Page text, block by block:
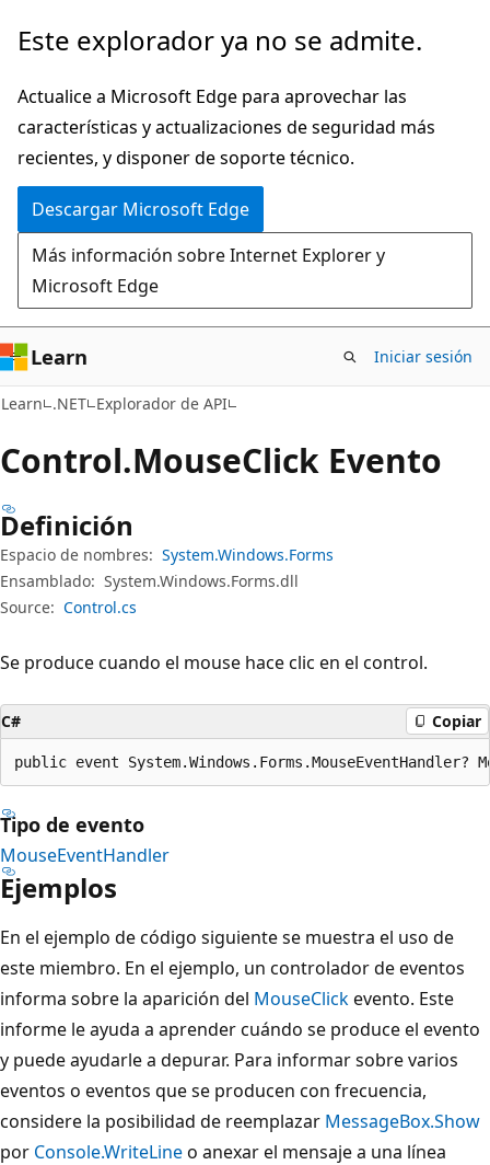
Ir
contenido
principal
Ir
la
navegación
en
la
página
Este explorador ya no se admite.
Actualice a Microsoft Edge para aprovechar las
características y actualizaciones de seguridad más
recientes, y disponer de soporte técnico.
Descargar Microsoft Edge
Más información sobre Internet Explorer y
Microsoft Edge
Learn Iniciar sesión
Learn .NET Explorador de API
Control.MouseClick Evento
Definición
Espacio de nombres: System.Windows.Forms
Ensamblado: System.Windows.Forms.dll
Source: Control.cs
Se produce cuando el mouse hace clic en el control.
C# Copiar
public event System.Windows.Forms.MouseEventHandler?
Tipo de evento
MouseEventHandler
Ejemplos
En el ejemplo de código siguiente se muestra el uso de
este miembro. En el ejemplo, un controlador de eventos
informa sobre la aparición del MouseClickevento. Este
informe le ayuda a aprender cuándo se produce el evento
y puede ayudarle a depurar. Para informar sobre varios
eventos o eventos que se producen con frecuencia,
considere la posibilidad de reemplazar MessageBox.Show
por Console.WriteLineo anexar el mensaje a una línea